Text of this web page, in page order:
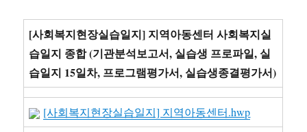
[사회복지현장실습일지] 지역아동센터 사회복지실
습일지 종합 (기관분석보고서, 실습생 프로파일, 실
습일지 15일차, 프로그램평가서, 실습생종결평가서)
[사회복지현장실습일지] 지역아동센터.hwp